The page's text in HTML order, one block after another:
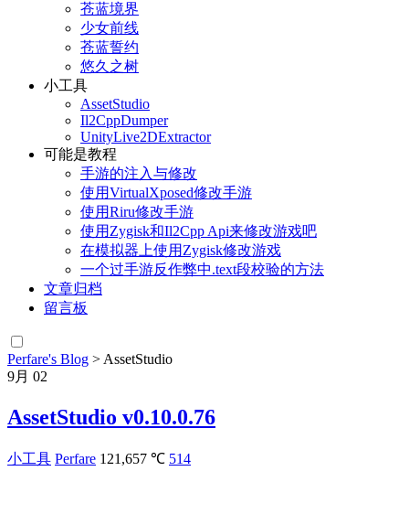
苍蓝境界
少女前线
苍蓝誓约
悠久之树
小工具
AssetStudio
Il2CppDumper
UnityLive2DExtractor
可能是教程
手游的注入与修改
使用VirtualXposed修改手游
使用Riru修改手游
使用Zygisk和Il2Cpp Api来修改游戏吧
在模拟器上使用Zygisk修改游戏
一个过手游反作弊中.text段校验的方法
文章归档
留言板
Perfare's Blog > AssetStudio
9月 02
AssetStudio v0.10.0.76
小工具 Perfare 121,657 ℃ 514